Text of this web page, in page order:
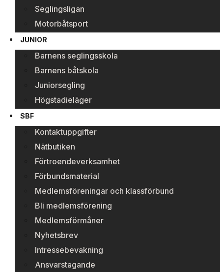
Seglingsligan
Motorbåtsport
JUNIOR
Barnens seglingsskola
Barnens båtskola
Juniorsegling
Högstadieläger
SBF
Kontaktuppgifter
Nätbutiken
Förtroendeverksamhet
Förbundsmaterial
Medlemsföreningar och klassförbund
Bli medlemsförening
Medlemsförmåner
Nyhetsbrev
Intressebevakning
Ansvarstagande